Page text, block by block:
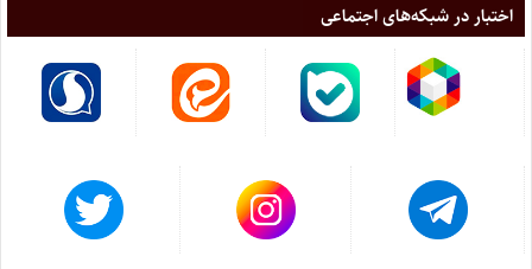
اختبار در شبکه‌های اجتماعی